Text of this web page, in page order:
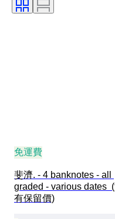
免運費
斐濟. - 4 banknotes - all
graded - various dates
有保留價)